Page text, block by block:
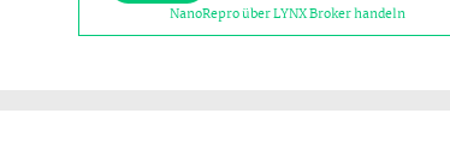
NanoRepro über LYNX Broker handeln